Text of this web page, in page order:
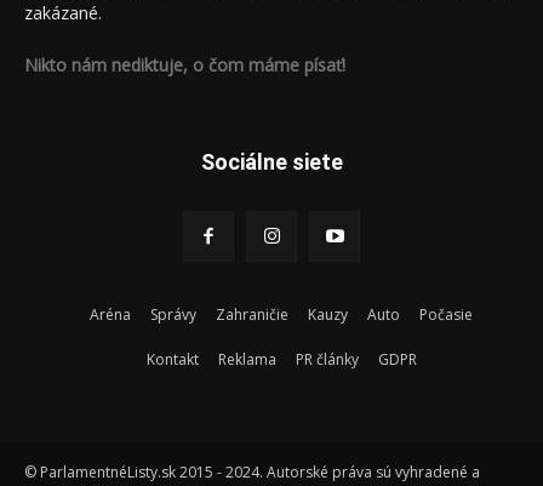
zakázané.
Nikto nám nediktuje, o čom máme písať!
Sociálne siete
Aréna Správy Zahraničie Kauzy Auto Počasie
Kontakt Reklama PR články GDPR
© ParlamentnéListy.sk 2015 - 2024. Autorské práva sú vyhradené a